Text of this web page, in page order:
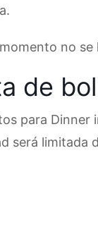
no
de
para Dinner
será limitada